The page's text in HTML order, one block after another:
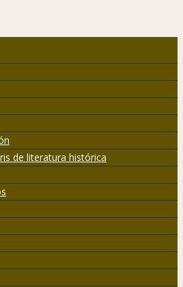
de literatura histórica